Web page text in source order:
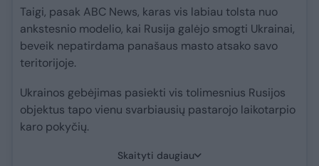
Taigi, pasak ABC News, karas vis labiau tolsta nuo
ankstesnio modelio, kai Rusija galėjo smogti Ukrainai,
beveik nepatirdama panašaus masto atsako savo
teritorijoje.
Ukrainos gebėjimas pasiekti vis tolimesnius Rusijos
objektus tapo vienu svarbiausių pastarojo laikotarpio
karo pokyčių.
Skaityti daugiau